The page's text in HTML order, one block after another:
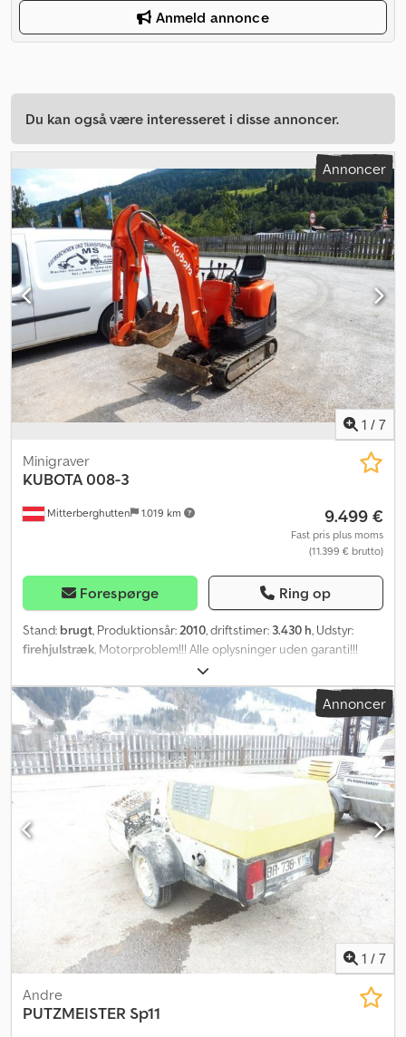
Anmeld annonce
Du kan også være interesseret i disse annoncer.
Annoncer
1 / 7
Mitterberghutten 1.019 km
Minigraver
KUBOTA 008-3
9.499 €
Fast pris plus moms
(11.399 € brutto)
Forespørge Ring op
Stand: brugt, Produktionsår: 2010, driftstimer: 3.430 h, Udstyr:
firehjulstræk , Motorproblem!!! Alle oplysninger uden garanti!!!
Placering: 5662 Hauserdorf, Bacherstr. 1 Djdpfx Asn Hzz Regveck
Annoncer
1 / 7
Andre
PUTZMEISTER Sp11